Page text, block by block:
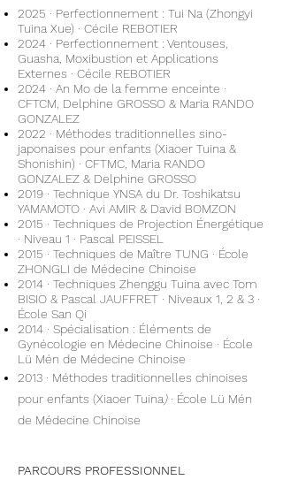
2025 · Perfectionnement : Tui Na (Zhongyi
Tuina Xue) · Cécile REBOTIER
2024 · Perfectionnement : Ventouses,
Guasha, Moxibustion et Applications
Externes · Cécile REBOTIER
2024 · An Mo de la femme enceinte ·
CFTCM, Delphine GROSSO & Maria RANDO
GONZALEZ
2022 · Méthodes traditionnelles sino-
japonaises pour enfants (Xiaoer Tuina &
Shonishin) · CFTMC, Maria RANDO
GONZALEZ & Delphine GROSSO
2019 · Technique YNSA du Dr. Toshikatsu
YAMAMOTO · Avi AMIR & David BOMZON
2015 · Techniques de Projection Énergétique
· Niveau 1 · Pascal PEISSEL
2015 · Techniques de Maître TUNG · École
ZHONGLI de Médecine Chinoise
2014 · Techniques Zhenggu Tuina avec Tom
BISIO & Pascal JAUFFRET · Niveaux 1, 2 & 3 ·
École San Qi
2014 · Spécialisation : Éléments de
Gynécologie en Médecine Chinoise · École
Lü Mén de Médecine Chinoise
2013 · Méthodes traditionnelles chinoises
pour enfants (Xiaoer Tuina)· École Lü Mén
de Médecine Chinoise
PARCOURS PROFESSIONNEL